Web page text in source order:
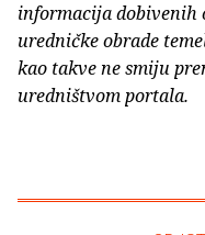
informacija dobivenih
uredničke obrade
kao takve ne smiju
uredništvom portala.